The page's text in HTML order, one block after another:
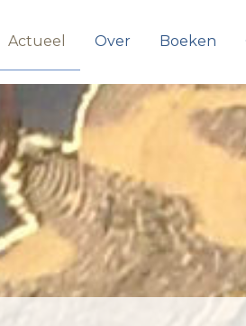
Actueel Over Boeken